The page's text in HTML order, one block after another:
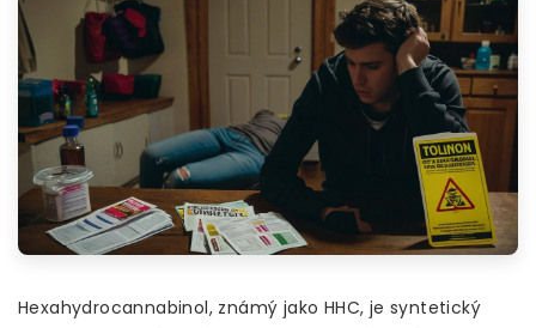
Hexahydrocannabinol, známý jako HHC, je syntetický